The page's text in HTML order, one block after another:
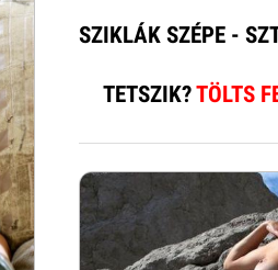
SZIKLÁK SZÉPE -
TETSZIK?TÖLTS